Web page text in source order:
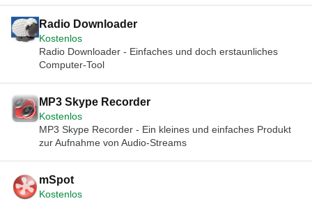
Radio Downloader
Kostenlos
Radio Downloader - Einfaches und doch erstaunliches
Computer-Tool
MP3 Skype Recorder
Kostenlos
MP3 Skype Recorder - Ein kleines und einfaches Produkt
zur Aufnahme von Audio-Streams
mSpot
Kostenlos